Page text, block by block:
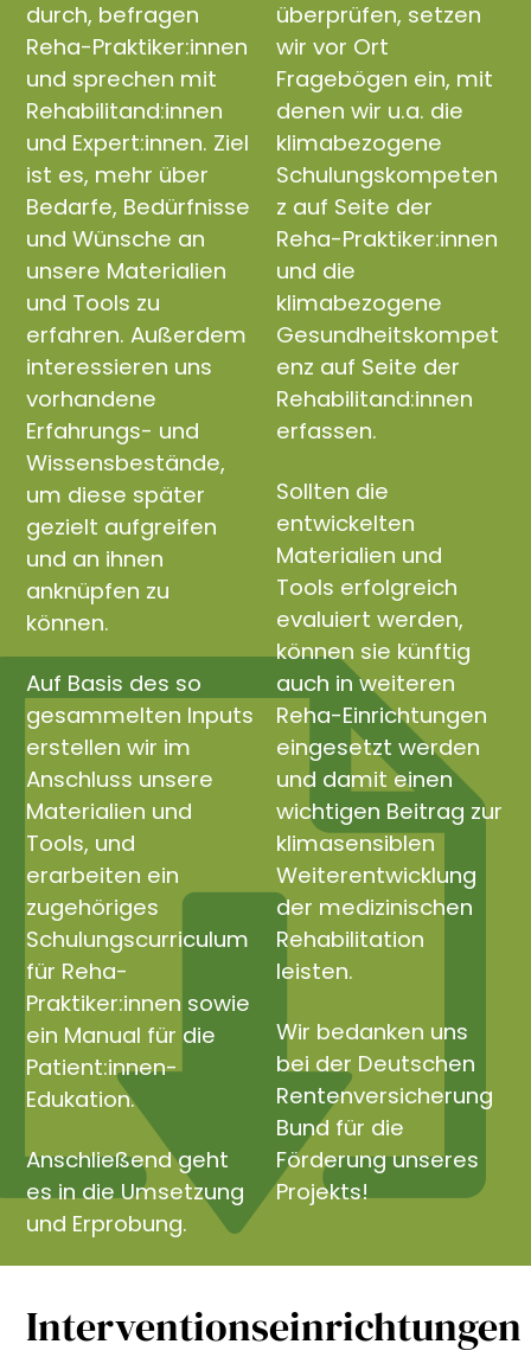
durch, befragen
Reha-Praktiker:innen
und sprechen mit
Rehabilitand:innen
und Expert:innen. Ziel
ist es, mehr über
Bedarfe, Bedürfnisse
und Wünsche an
unsere Materialien
und Tools zu
erfahren. Außerdem
interessieren uns
vorhandene
Erfahrungs- und
Wissensbestände,
um diese später
gezielt aufgreifen
und an ihnen
anknüpfen zu
können.
Auf Basis des so
gesammelten Inputs
erstellen wir im
Anschluss unsere
Materialien und
Tools, und
erarbeiten ein
zugehöriges
Schulungscurriculum
für Reha-
Praktiker:innen sowie
ein Manual für die
Patient:innen-
Edukation.
Anschließend geht
es in die Umsetzung
und Erprobung.
überprüfen, setzen
wir vor Ort
Fragebögen ein, mit
denen wir u.a. die
klimabezogene
Schulungskompeten
z auf Seite der
Reha-Praktiker:innen
und die
klimabezogene
Gesundheitskompet
enz auf Seite der
Rehabilitand:innen
erfassen.
Sollten die
entwickelten
Materialien und
Tools erfolgreich
evaluiert werden,
können sie künftig
auch in weiteren
Reha-Einrichtungen
eingesetzt werden
und damit einen
wichtigen Beitrag zur
klimasensiblen
Weiterentwicklung
der medizinischen
Rehabilitation
leisten.
Wir bedanken uns
bei der Deutschen
Rentenversicherung
Bund für die
Förderung unseres
Projekts!
Interventionseinrichtungen